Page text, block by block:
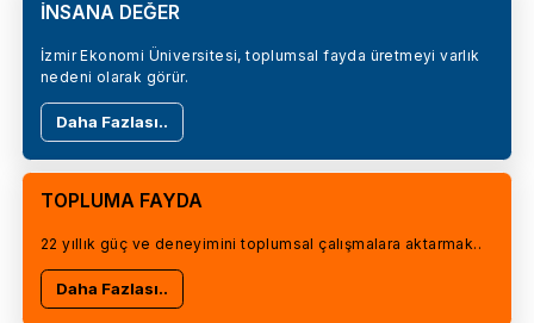
İNSANA DEĞER
İzmir Ekonomi Üniversitesi, toplumsal fayda üretmeyi varlık
nedeni olarak görür.
Daha Fazlası..
TOPLUMA FAYDA
22 yıllık güç ve deneyimini toplumsal çalışmalara aktarmak..
Daha Fazlası..